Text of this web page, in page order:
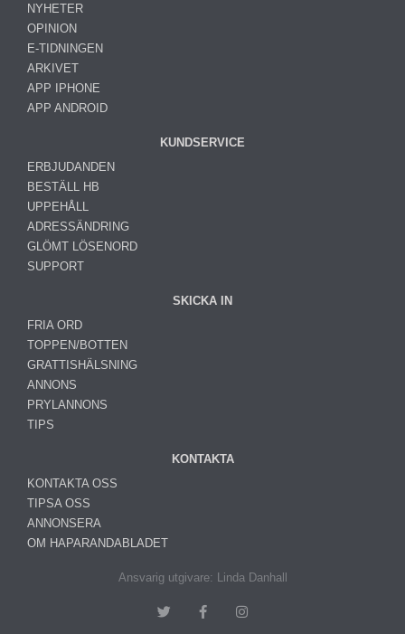
NYHETER
OPINION
E-TIDNINGEN
ARKIVET
APP IPHONE
APP ANDROID
KUNDSERVICE
ERBJUDANDEN
BESTÄLL HB
UPPEHÅLL
ADRESSÄNDRING
GLÖMT LÖSENORD
SUPPORT
SKICKA IN
FRIA ORD
TOPPEN/BOTTEN
GRATTISHÄLSNING
ANNONS
PRYLANNONS
TIPS
KONTAKTA
KONTAKTA OSS
TIPSA OSS
ANNONSERA
OM HAPARANDABLADET
Ansvarig utgivare: Linda Danhall